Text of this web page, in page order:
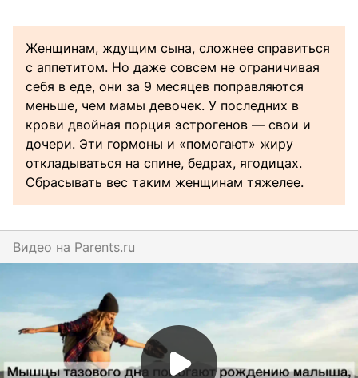
Женщинам, ждущим сына, сложнее справиться
с аппетитом. Но даже совсем не ограничивая
себя в еде, они за 9 месяцев поправляются
меньше, чем мамы девочек. У последних в
крови двойная порция эстрогенов — свои и
дочери. Эти гормоны и «помогают» жиру
откладываться на спине, бедрах, ягодицах.
Сбрасывать вес таким женщинам тяжелее.
Видео на parents.ru